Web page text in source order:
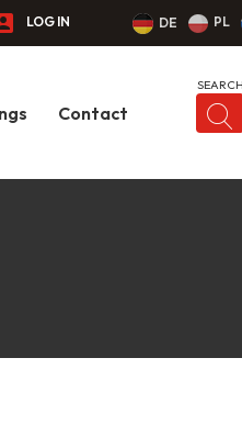
LOG IN DE PL
Contact